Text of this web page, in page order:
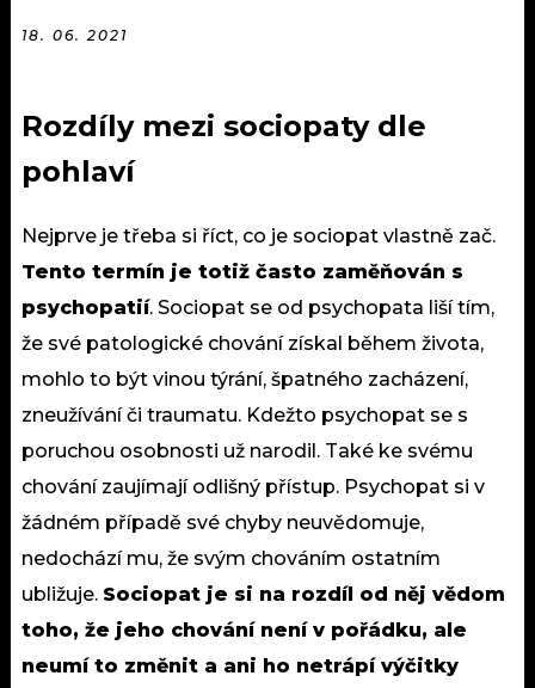
18. 06. 2021
Rozdíly mezi sociopaty dle
pohlaví
Nejprve je třeba si říct, co je sociopat vlastně zač.
Tento termín je totiž často zaměňován s
psychopatií. Sociopat se od psychopata liší tím,
že své patologické chování získal během života,
mohlo to být vinou týrání, špatného zacházení,
zneužívání či traumatu. Kdežto psychopat se s
poruchou osobnosti už narodil. Také ke svému
chování zaujímají odlišný přístup. Psychopat si v
žádném případě své chyby neuvědomuje,
nedochází mu, že svým chováním ostatním
ubližuje. Sociopat je si na rozdíl od něj vědom
toho, že jeho chování není v pořádku, ale
neumí to změnit a ani ho netrápí výčitky